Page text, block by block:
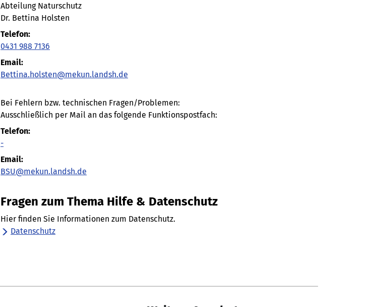
Abteilung Naturschutz
Dr. Bettina Holsten
Telefon:
0431 988 7136
Email:
Bettina.holsten@mekun.landsh.de
Bei Fehlern bzw. technischen Fragen/Problemen:
Ausschließlich per Mail an das folgende Funktionspostfach:
Telefon:
-
Email:
BSU@mekun.landsh.de
Fragen zum Thema Hilfe & Datenschutz
Hier finden Sie Informationen zum Datenschutz.
Datenschutz